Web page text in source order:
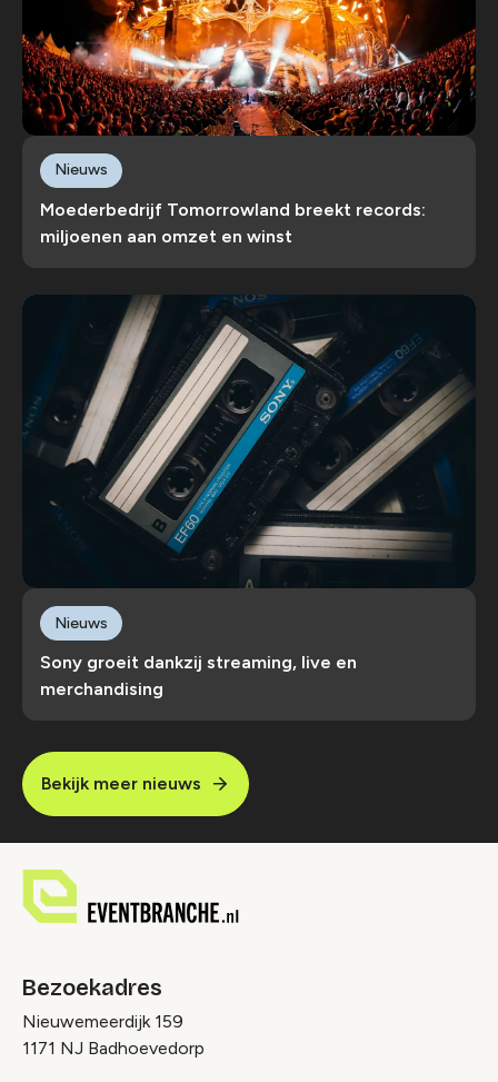
Moederbedrijf Tomorrowland breekt records:
miljoenen aan omzet en winst
Nieuws
Sony groeit dankzij streaming, live en
merchandising
Nieuws
Bekijk meer nieuws
Bezoekadres
Nieuwemeerdijk 159
1171 NJ Badhoevedorp